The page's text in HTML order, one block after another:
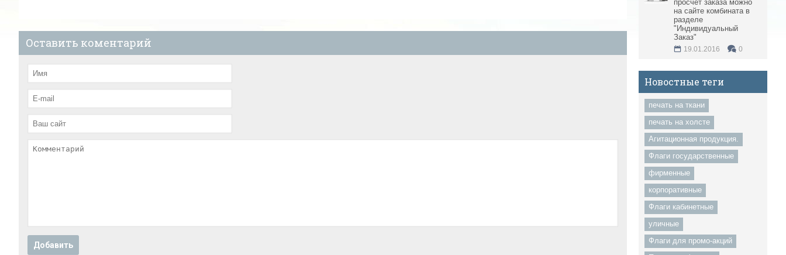
просчет заказа можно
на сайте комбината в
разделе
"Индивидуальный
Заказ"
19.01.2016 0
Новостные теги
печать на ткани
печать на холсте
Агитационная продукция.
Флаги государственные
фирменные
корпоративные
Флаги кабинетные
уличные
Флаги для промо-акций
Оставить коментарий
Добавить